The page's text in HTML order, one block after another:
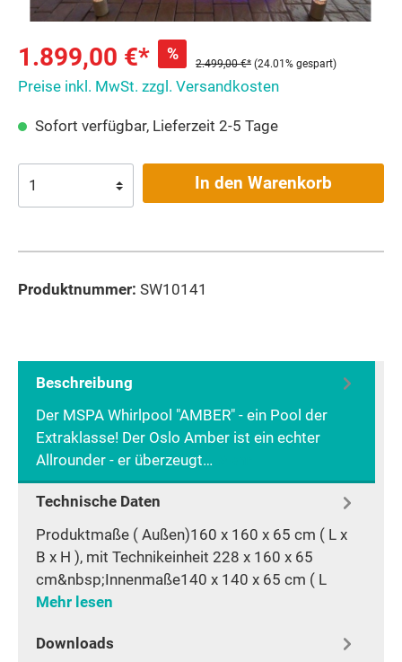
1.899,00 €* %
2.499,00 €* (24.01% gespart)
Preise inkl. MwSt. zzgl. Versandkosten
Sofort verfügbar, Lieferzeit 2-5 Tage
In den Warenkorb
Produktnummer: SW10141
Beschreibung
Der MSPA Whirlpool "AMBER" - ein Pool der
Extraklasse! Der Oslo Amber ist ein echter
Allrounder - er überzeugt…
Technische Daten
Produktmaße ( Außen)160 x 160 x 65 cm ( L x
B x H ), mit Technikeinheit 228 x 160 x 65
cm&nbsp;Innenmaße140 x 140 x 65 cm ( L
Mehr lesen
Downloads